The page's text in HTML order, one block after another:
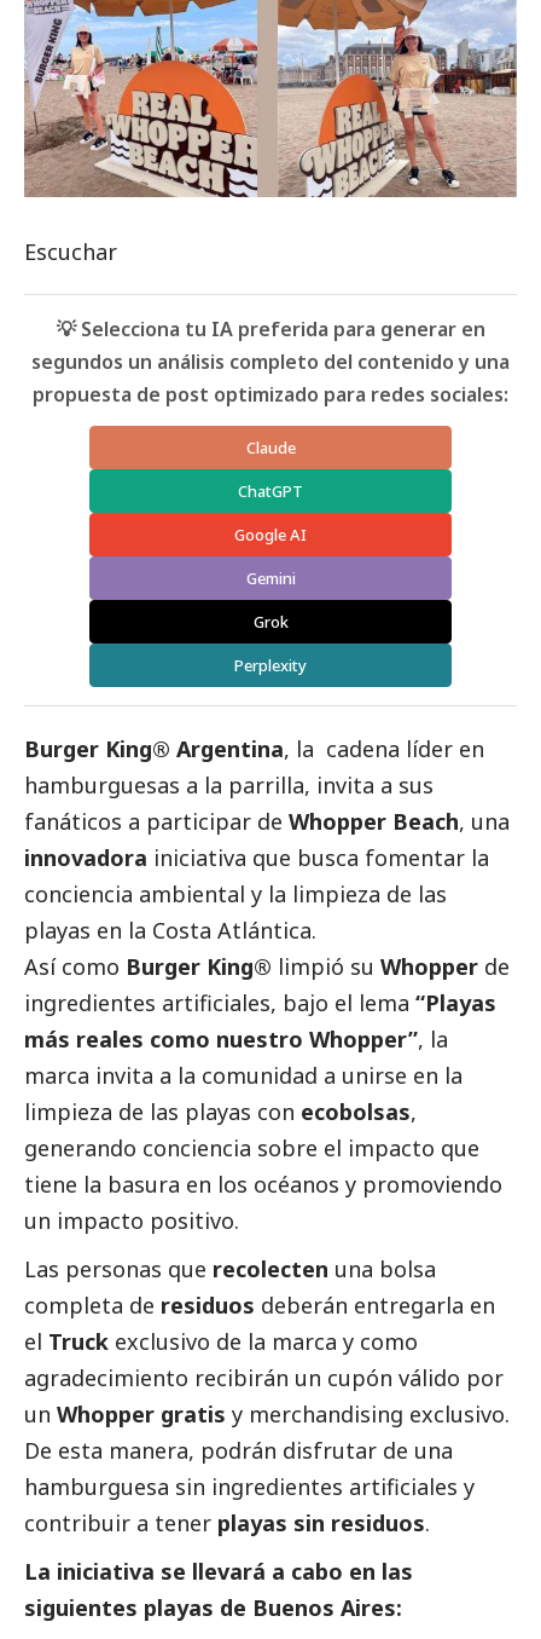
Escuchar
💡 Selecciona tu IA preferida para generar en
segundos un análisis completo del contenido y una
propuesta de post optimizado para redes sociales:
Claude
ChatGPT
Google AI
Gemini
Grok
Perplexity
Burger King® Argentina, la cadena líder en
hamburguesas a la parrilla, invita a sus
fanáticos a participar de Whopper Beach, una
innovadora iniciativa que busca fomentar la
conciencia ambiental y la limpieza de las
playas en la Costa Atlántica.
Así como Burger King® limpió su Whopper de
ingredientes artificiales, bajo el lema “Playas
más reales como nuestro Whopper”, la
marca invita a la comunidad a unirse en la
limpieza de las playas con ecobolsas,
generando conciencia sobre el impacto que
tiene la basura en los océanos y promoviendo
un impacto positivo.
Las personas que recolecten una bolsa
completa de residuos deberán entregarla en
el Truck exclusivo de la marca y como
agradecimiento recibirán un cupón válido por
un Whopper gratis y merchandising exclusivo.
De esta manera, podrán disfrutar de una
hamburguesa sin ingredientes artificiales y
contribuir a tener playas sin residuos.
La iniciativa se llevará a cabo en las
siguientes playas de Buenos Aires: